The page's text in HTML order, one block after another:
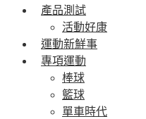
產品測試
活動好康
運動新鮮事
專項運動
棒球
籃球
單車時代